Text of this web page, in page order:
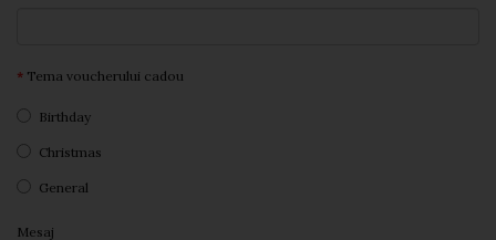
Tema voucherului cadou
Birthday
Christmas
General
Mesaj